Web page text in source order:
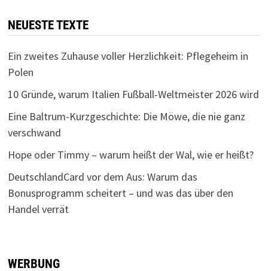
NEUESTE TEXTE
Ein zweites Zuhause voller Herzlichkeit: Pflegeheim in
Polen
10 Gründe, warum Italien Fußball-Weltmeister 2026 wird
Eine Baltrum-Kurzgeschichte: Die Möwe, die nie ganz
verschwand
Hope oder Timmy – warum heißt der Wal, wie er heißt?
DeutschlandCard vor dem Aus: Warum das
Bonusprogramm scheitert – und was das über den
Handel verrät
WERBUNG